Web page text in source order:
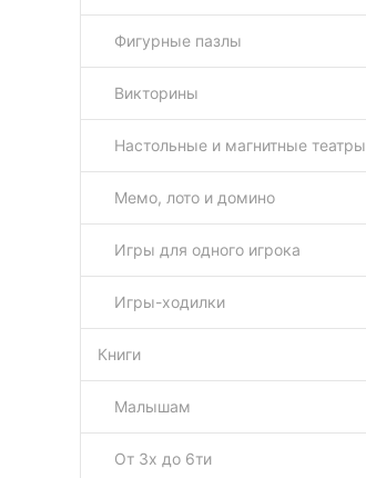
Фигурные пазлы
Викторины
Настольные и магнитные театры
Мемо, лото и домино
Игры для одного игрока
Игры-ходилки
Книги
Малышам
От 3х до 6ти